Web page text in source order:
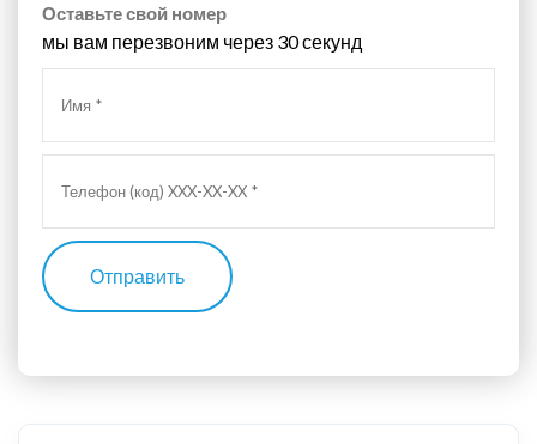
Оставьте свой номер
мы вам перезвоним через 30 секунд
Отправить